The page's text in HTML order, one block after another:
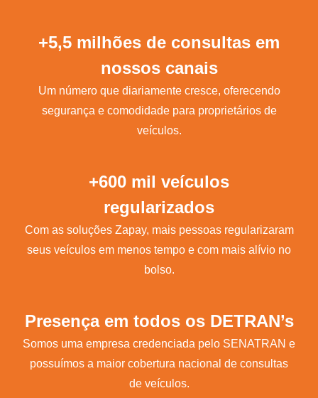
+5,5 milhões de consultas em
nossos canais
Um número que diariamente cresce, oferecendo
segurança e comodidade para proprietários de
veículos.
+600 mil veículos
regularizados
Com as soluções Zapay, mais pessoas regularizaram
seus veículos em menos tempo e com mais alívio no
bolso.
Presença em todos os DETRAN’s
Somos uma empresa credenciada pelo SENATRAN e
possuímos a maior cobertura nacional de consultas
de veículos.